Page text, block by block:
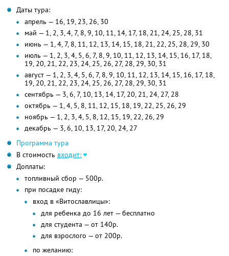
Даты тура:
апрель — 16, 19, 23, 26, 30
май — 1, 2, 3, 4, 7, 8, 9, 10, 11, 14, 17, 18, 21, 24, 25, 28, 31
июнь — 1, 4, 7, 8, 11, 12, 13, 14, 15, 18, 21, 22, 25, 28, 29, 30
июль — 1, 2, 3, 4, 5, 6, 7, 8, 9, 10, 11, 12, 13, 14, 15, 16, 17, 18,
19, 20, 21, 22, 23, 24, 25, 26, 27, 28, 29, 30, 31
август — 1, 2, 3, 4, 5, 6, 7, 8, 9, 10, 11, 12, 13, 14, 15, 16, 17, 18,
19, 20, 21, 22, 23, 24, 25, 26, 27, 28, 29, 30, 31
сентябрь — 3, 6, 7, 10, 13, 14, 17, 20, 21, 24, 27, 28
октябрь — 1, 4, 5, 8, 11, 12, 15, 18, 19, 22, 25, 26, 29
ноябрь — 1, 2, 3, 4, 5, 8, 12, 15, 19, 22, 26, 29
декабрь — 3, 6, 10, 13, 17, 20, 24, 27
Программа тура
В стоимость входит:
Доплаты:
топливный сбор — 500р.
при посадке гиду:
вход в «Витославлицы»:
для ребенка до 16 лет — бесплатно
для студента — от 140р.
для взрослого — от 200р.
по желанию: